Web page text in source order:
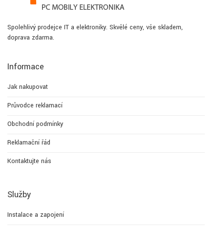
Spolehlivý prodejce IT a elektroniky. Skvělé ceny, vše skladem,
doprava zdarma.
Informace
Jak nakupovat
Průvodce reklamací
Obchodní podmínky
Reklamační řád
Kontaktujte nás
Služby
Instalace a zapojení